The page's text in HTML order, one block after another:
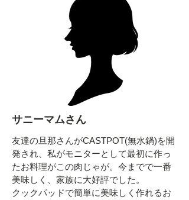
サニーマムさん
友達の旦那さんがCASTPOT(無水鍋)を開
発され、私がモニターとして最初に作っ
たお料理がこの肉じゃが。今までで一番
美味しく、家族に大好評でした。
クックパッドで簡単に美味しく作れるお